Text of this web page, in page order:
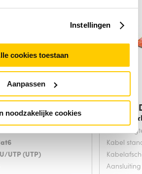
Instellingen
cookies toestaan
Aanpassen
noodzakelijke cookies
U/UTP (UTP)
Digitus
Kabel